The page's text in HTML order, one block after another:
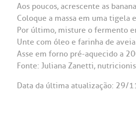
Aos poucos, acrescente as
Coloque a massa em uma tigela
Por último, misture o fermento
Unte com óleo e farinha de
Asse em forno pré-aquecido a
Fonte: Juliana Zanetti,
Data da última atualização: 29/